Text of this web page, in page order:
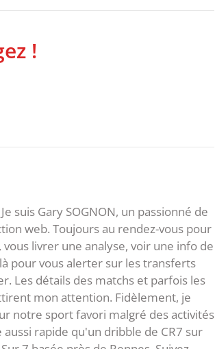
!
suis Gary SOGNON, un passionné de
web. Toujours au rendez-vous pour
livrer une analyse, voir une info de
pour vous alerter sur les transferts
Les détails des matchs et parfois les
mon attention. Fidèlement, je
notre sport favori malgré des activités
rapide qu'un dribble de CR7 sur